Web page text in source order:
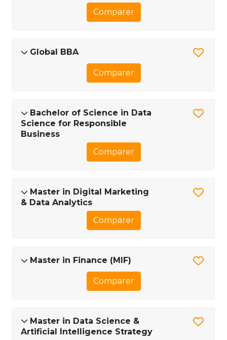
Comparer
Global BBA
Comparer
Bachelor of Science in Data
Science for Responsible
Business
Comparer
Master in Digital Marketing
& Data Analytics
Comparer
Master in Finance (MIF)
Comparer
Master in Data Science &
Artificial Intelligence Strategy